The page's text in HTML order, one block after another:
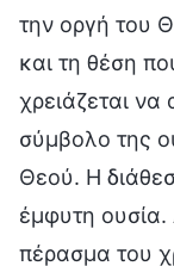
την οργή του
και τη θέση
χρειάζεται να
σύμβολο της
Θεού. Η
έμφυτη
πέρασμα του